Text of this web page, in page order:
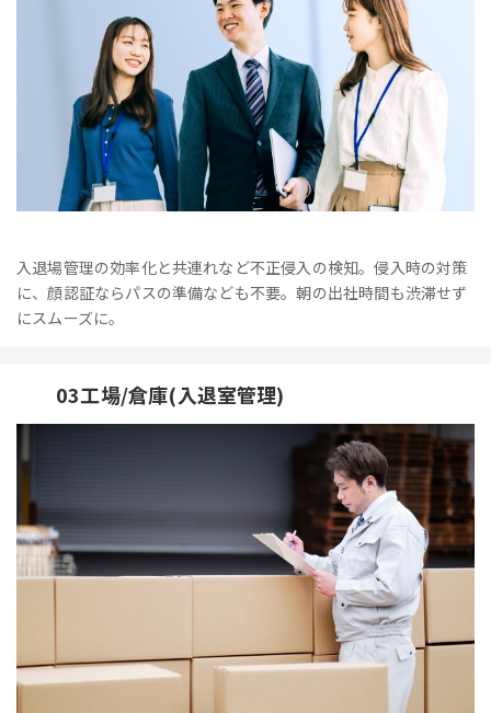
入退場管理の効率化と共連れなど不正侵入の検知。侵入時の対策
に、顔認証ならパスの準備なども不要。朝の出社時間も渋滞せず
にスムーズに。
03工場/倉庫(入退室管理)